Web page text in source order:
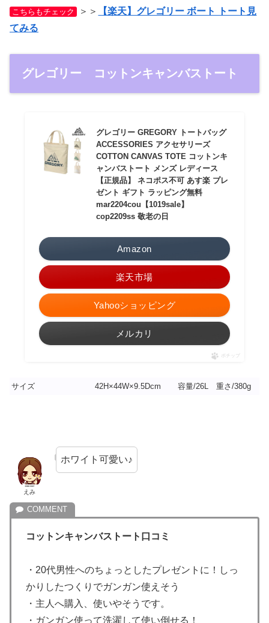
こちらもチェック ＞＞
【楽天】グレゴリー ボート トート見
てみる
グレゴリー コットンキャンバストート
グレゴリー GREGORY トートバッグ
ACCESSORIES アクセサリーズ
COTTON CANVAS TOTE コットンキ
ャンバストート メンズ レディース
【正規品】 ネコポス不可 あす楽 プレ
ゼント ギフト ラッピング無料
mar2204cou【1019sale】
cop2209ss 敬老の日
Amazon
楽天市場
Yahooショッピング
メルカリ
ポチップ
サイズ 42H×44W×9.5Dcm 容量/26L 重さ/380g
えみ
ホワイト可愛い♪
コットンキャンバストート口コミ
・20代男性へのちょっとしたプレゼントに！しっ
かりしたつくりでガンガン使えそう
・主人へ購入、使いやそうです。
・ガンガン使って洗濯して使い倒せる！